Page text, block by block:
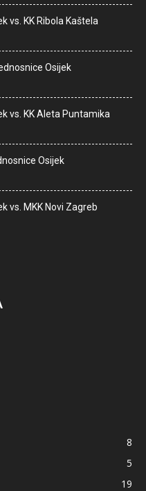
vs. KK Ribola Kaštela
Osijek
vs. KK Aleta Puntamika
Osijek
vs. MKK Novi Zagreb
8
5
19